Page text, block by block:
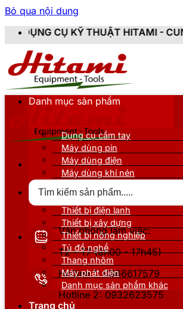
Bỏ qua nội dung
THUẬT HITAMI - CUNG CẤP SẢN
Văn phòng làm việc:
T2 - T7 (8h00 - 17h45)
Hotline 1: 0866617579
Hotline 2: 0932623575
Danh mục sản phẩm
Dụng cụ cầm tay
Máy dùng pin
Máy dùng điện
Máy dùng khí nén
Thiết bị nâng đỡ
Thiết bị điện lạnh
Thiết bị xây dựng
Thiết bị nông nghiệp
Tủ đồ nghề
Thang nhôm
Máy phát điện
Danh mục sản phẩm khác
Trang chủ